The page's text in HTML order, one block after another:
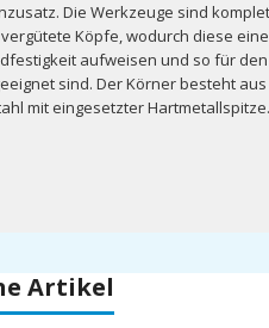
Die Werkzeuge sind
Köpfe, wodurch diese
aufweisen und so für
sind. Der Körner besteht
mit eingesetzter Hartmetallspitze.
Artikel